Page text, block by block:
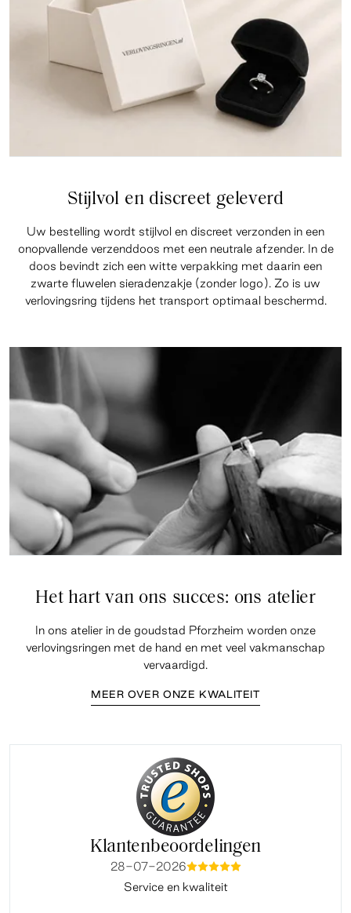
Stijlvol en discreet geleverd
Uw bestelling wordt stijlvol en discreet verzonden in een
onopvallende verzenddoos met een neutrale afzender. In de
doos bevindt zich een witte verpakking met daarin een
zwarte fluwelen sieradenzakje (zonder logo). Zo is uw
verlovingsring tijdens het transport optimaal beschermd.
Het hart van ons succes: ons atelier
In ons atelier in de goudstad Pforzheim worden onze
verlovingsringen met de hand en met veel vakmanschap
vervaardigd.
MEER OVER ONZE KWALITEIT
Klantenbeoordelingen
28-07-2026mmmmm
Service en kwaliteit